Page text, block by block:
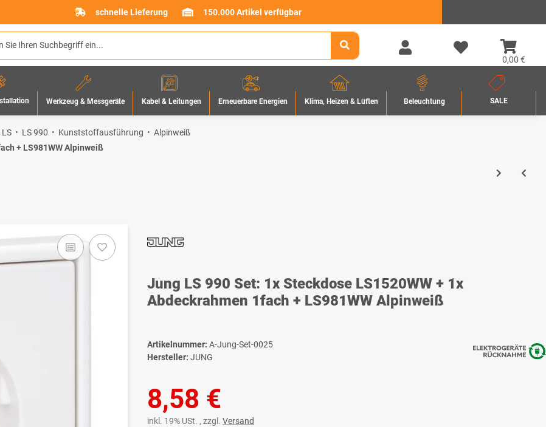
schnelle Lieferung 150.000 Artikel verfügbar
0,00 €
Werkzeug & Messgeräte Kabel & Leitungen Erneuerbare Energien Klima, Heizen & Lüften Beleuchtung SALE
LS LS 990 Kunststoffausführung
Alpinweiß
+ LS981WW Alpinweiß
Jung LS 990 Set: 1x Steckdose LS1520WW + 1x
Abdeckrahmen 1fach + LS981WW Alpinweiß
Artikelnummer: A-Jung-Set-0025
Hersteller: JUNG
8,58 €
inkl. 19% USt. , zzgl. Versand